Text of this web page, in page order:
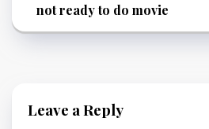
not ready to do movie
Leave a Reply